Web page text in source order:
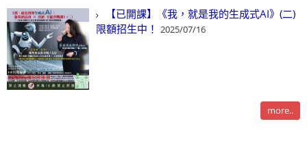
【已開課】《我，就是我的生成式AI》(二)
限額招生中！ 2025/07/16
more..